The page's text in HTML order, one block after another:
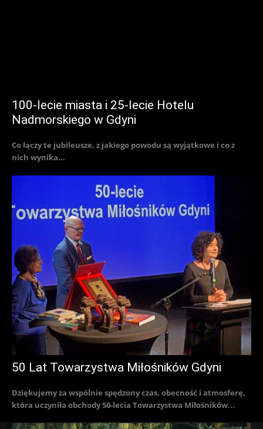
100-lecie miasta i 25-lecie Hotelu
Nadmorskiego w Gdyni
Co łączy te jubileusze, z jakiego powodu są wyjątkowe i co z
nich wynika...
50 Lat Towarzystwa Miłośników Gdyni
Dziękujemy za wspólnie spędzony czas, obecność i atmosferę,
która uczyniła obchody 50-lecia Towarzystwa Miłośników...